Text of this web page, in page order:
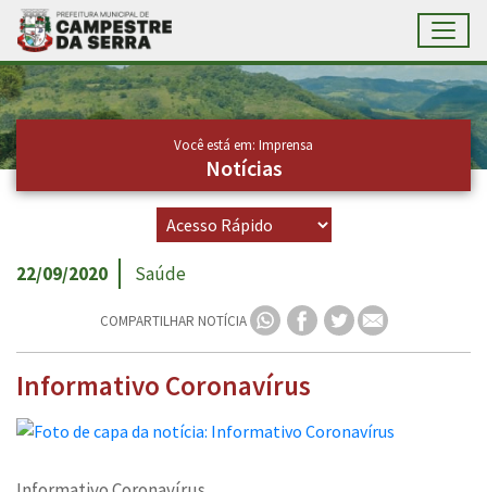
Ir para conteúdo principal
Conteúdo Principal
Você está em: Imprensa
Notícias
22/09/2020 Saúde
COMPARTILHAR NOTÍCIA
Informativo Coronavírus